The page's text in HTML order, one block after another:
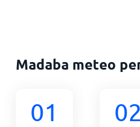
Madaba meteo
01 02